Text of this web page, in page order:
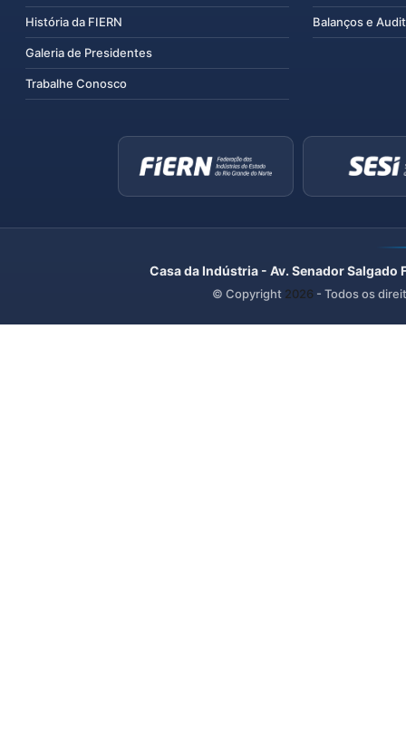
História da FIERN
Galeria de Presidentes
Trabalhe Conosco
Balanços e
Casa da Indústria - Av. Senador
© Copyright 2026 - Todos os